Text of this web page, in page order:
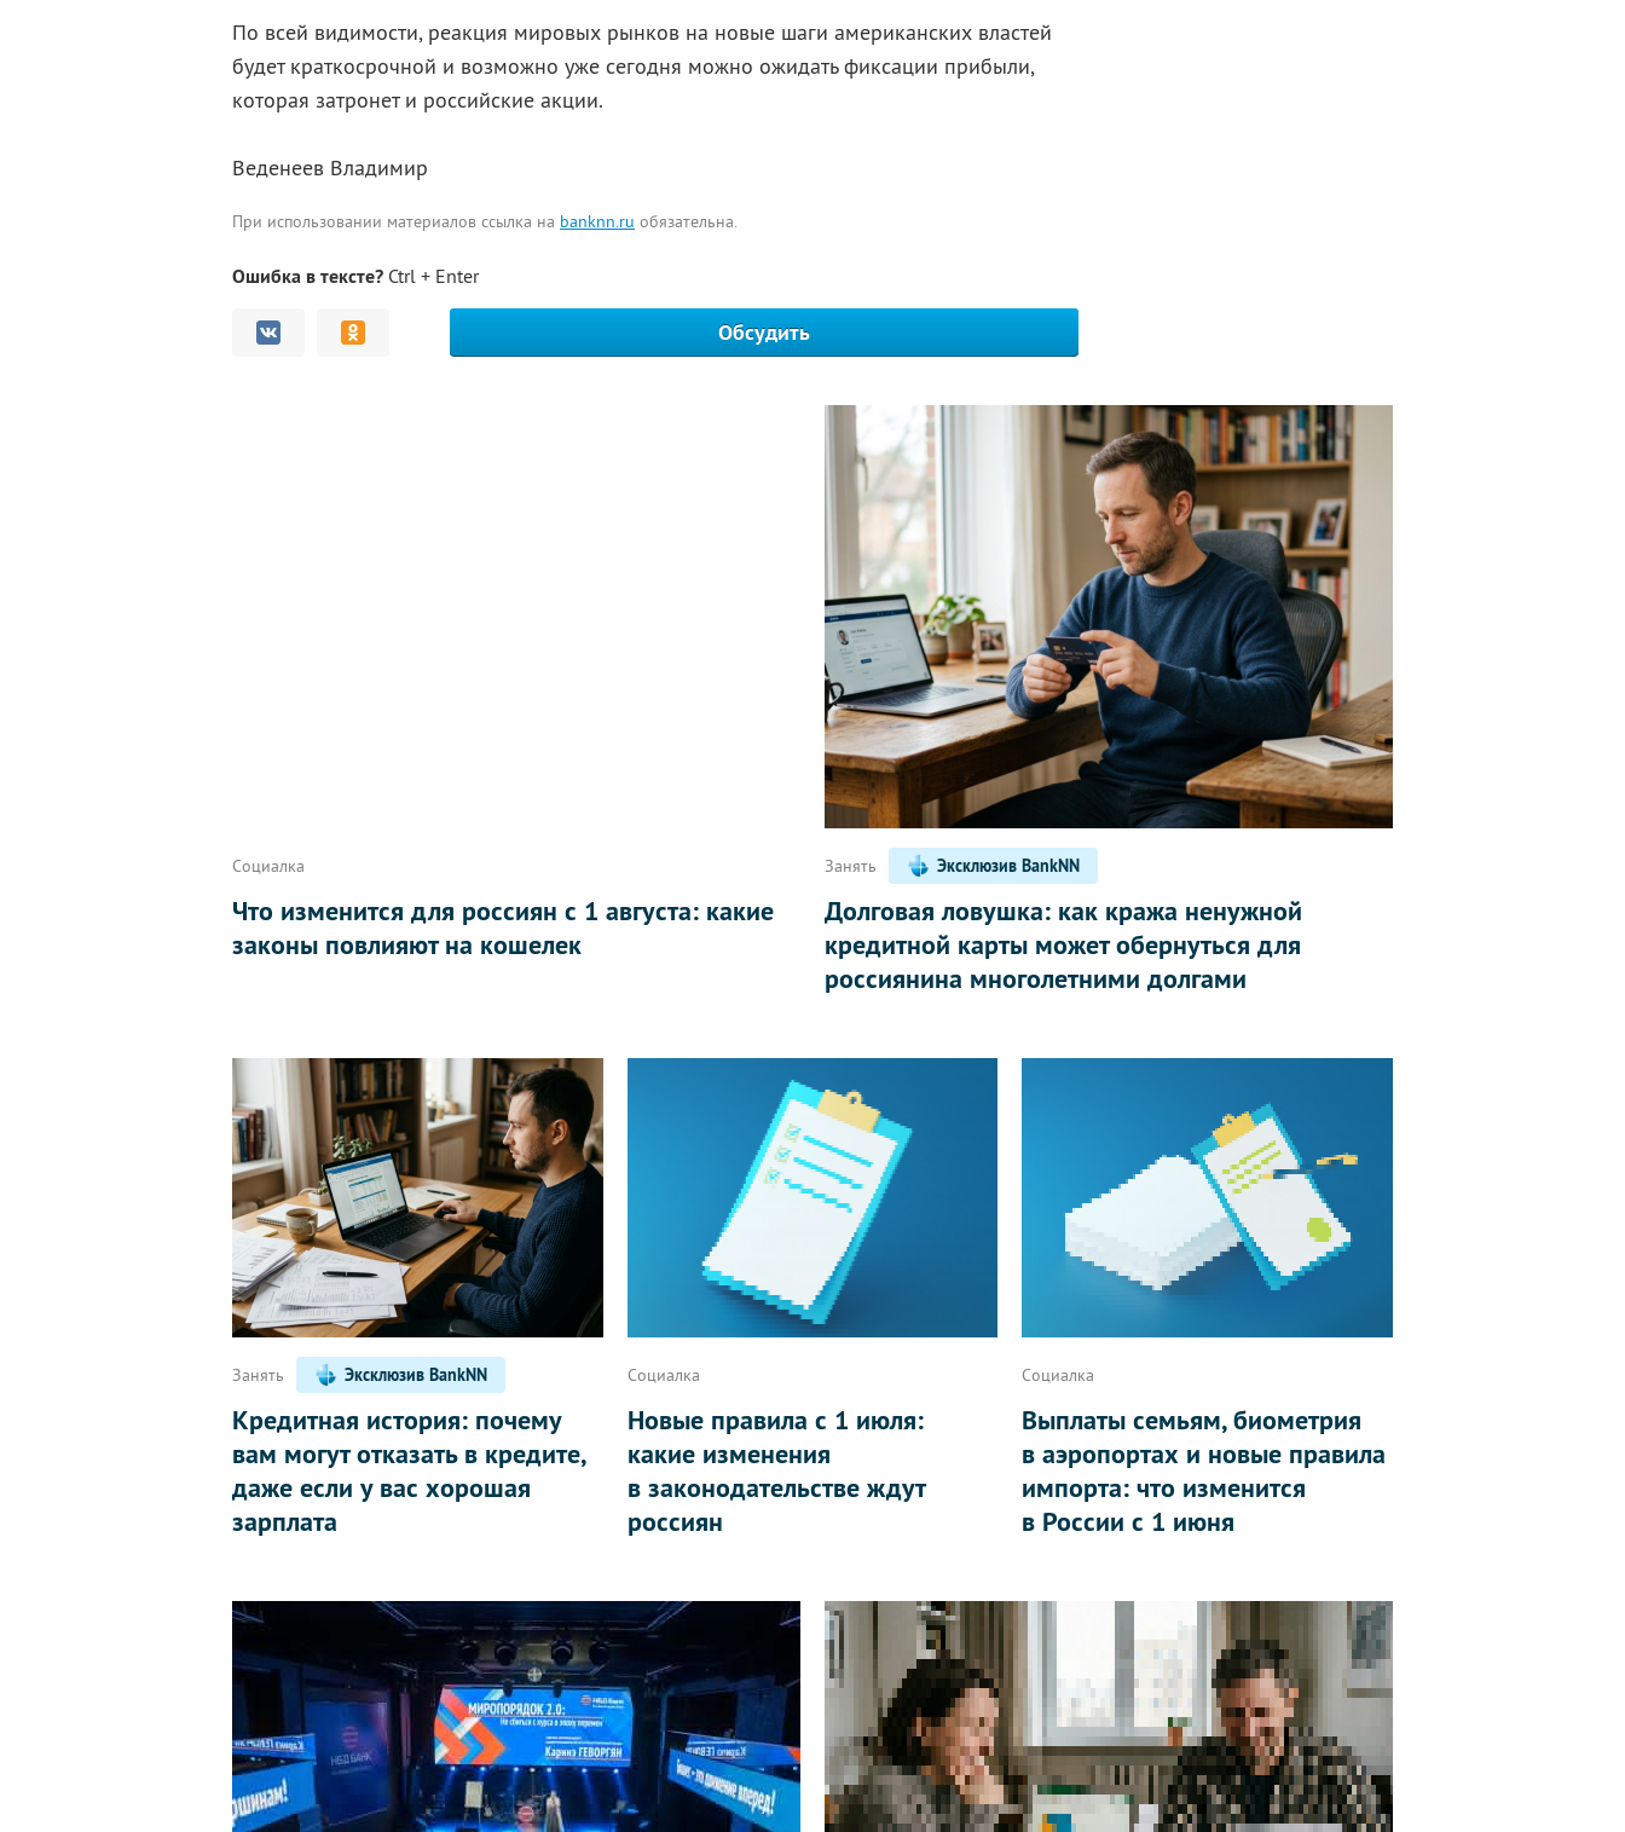
По всей видимости, реакция мировых рынков на новые шаги американских властей
будет краткосрочной и возможно уже сегодня можно ожидать фиксации прибыли,
которая затронет и российские акции.
Веденеев Владимир
При использовании материалов ссылка на banknn.ru обязательна.
Ошибка в тексте? Ctrl + Enter
Обсудить
Социалка
Что изменится для россиян с 1 августа: какие
законы повлияют на кошелек
Занять Эксклюзив BankNN
Долговая ловушка: как кража ненужной
кредитной карты может обернуться для
россиянина многолетними долгами
Занять Эксклюзив BankNN
Кредитная история: почему
вам могут отказать в кредите,
даже если у вас хорошая
зарплата
Социалка
Новые правила с 1 июля:
какие изменения
в законодательстве ждут
россиян
Социалка
Выплаты семьям, биометрия
в аэропортах и новые правила
импорта: что изменится
в России с 1 июня